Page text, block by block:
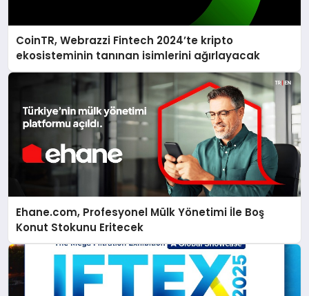
CoinTR, Webrazzi Fintech 2024’te kripto
ekosisteminin tanınan isimlerini ağırlayacak
Ehane.com, Profesyonel Mülk Yönetimi İle Boş
Konut Stokunu Eritecek